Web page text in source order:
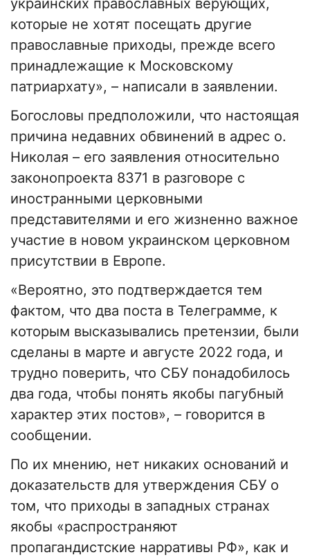
украинских православных верующих,
которые не хотят посещать другие
православные приходы, прежде всего
принадлежащие к Московскому
патриархату», – написали в заявлении.
Богословы предположили, что настоящая
причина недавних обвинений в адрес о.
Николая – его заявления относительно
законопроекта 8371 в разговоре с
иностранными церковными
представителями и его жизненно важное
участие в новом украинском церковном
присутствии в Европе.
«Вероятно, это подтверждается тем
фактом, что два поста в Телеграмме, к
которым высказывались претензии, были
сделаны в марте и августе 2022 года, и
трудно поверить, что СБУ понадобилось
два года, чтобы понять якобы пагубный
характер этих постов», – говорится в
сообщении.
По их мнению, нет никаких оснований и
доказательств для утверждения СБУ о
том, что приходы в западных странах
якобы «распространяют
пропагандистские нарративы РФ», как и